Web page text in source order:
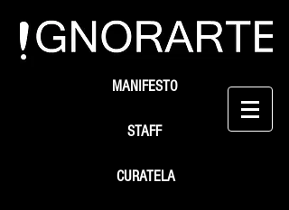
STAFF
MANIFESTO
CURATELA